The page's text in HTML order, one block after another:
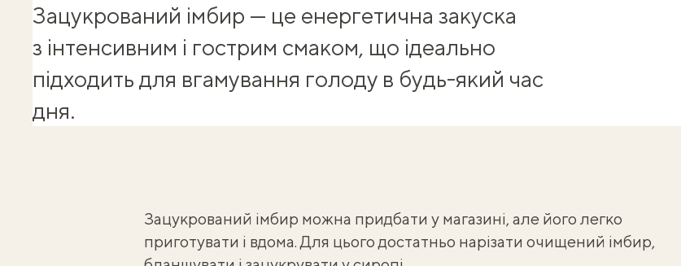
Зацукрований імбир — це енергетична закуска
з інтенсивним і гострим смаком, що ідеально
підходить для вгамування голоду в будь-який час
дня.
Зацукрований імбир можна придбати у магазині, але його легко
приготувати і вдома. Для цього достатньо нарізати очищений імбир,